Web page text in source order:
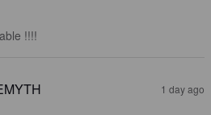
!!!!
1 day ago